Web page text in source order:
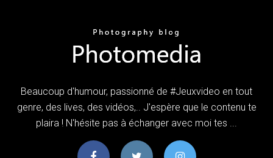
Beaucoup d'humour, passionné de #Jeuxvideo en tout
genre, des lives, des vidéos,.. J'espère que le contenu te
plaira ! N'hésite pas à échanger avec moi tes ...